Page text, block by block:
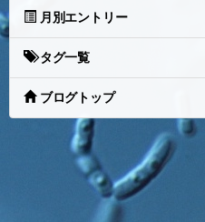
月別エントリー
タグ一覧
ブログトップ